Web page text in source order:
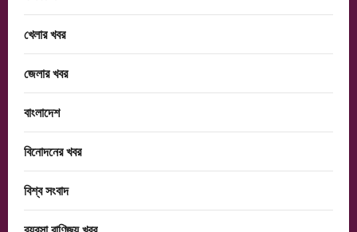
খেলার খবর
জেলার খবর
বাংলাদেশ
বিনোদনের খবর
বিশ্ব সংবাদ